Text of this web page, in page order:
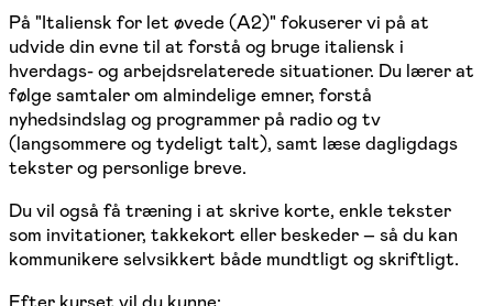
På "Italiensk for let øvede (A2)" fokuserer vi på at
udvide din evne til at forstå og bruge italiensk i
hverdags- og arbejdsrelaterede situationer. Du lærer at
følge samtaler om almindelige emner, forstå
nyhedsindslag og programmer på radio og tv
(langsommere og tydeligt talt), samt læse dagligdags
tekster og personlige breve.
Du vil også få træning i at skrive korte, enkle tekster
som invitationer, takkekort eller beskeder – så du kan
kommunikere selvsikkert både mundtligt og skriftligt.